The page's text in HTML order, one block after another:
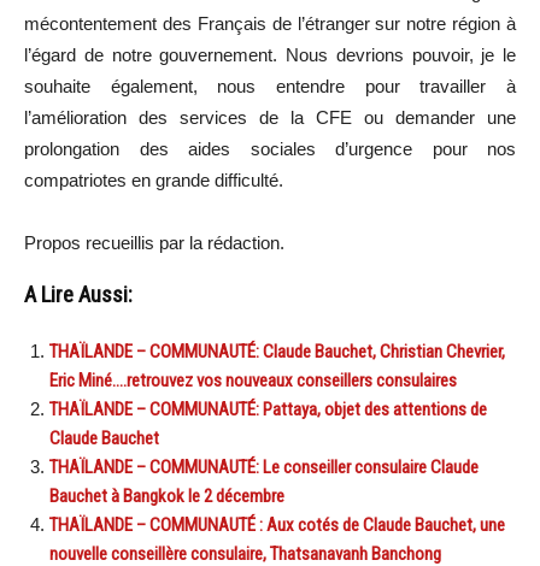
mécontentement des Français de l’étranger sur notre région à
l’égard de notre gouvernement. Nous devrions pouvoir, je le
souhaite également, nous entendre pour travailler à
l’amélioration des services de la CFE ou demander une
prolongation des aides sociales d’urgence pour nos
compatriotes en grande difficulté.
Propos recueillis par la rédaction.
A Lire Aussi:
THAÏLANDE – COMMUNAUTÉ: Claude Bauchet, Christian Chevrier,
Eric Miné….retrouvez vos nouveaux conseillers consulaires
THAÏLANDE – COMMUNAUTÉ: Pattaya, objet des attentions de
Claude Bauchet
THAÏLANDE – COMMUNAUTÉ: Le conseiller consulaire Claude
Bauchet à Bangkok le 2 décembre
THAÏLANDE – COMMUNAUTÉ : Aux cotés de Claude Bauchet, une
nouvelle conseillère consulaire, Thatsanavanh Banchong